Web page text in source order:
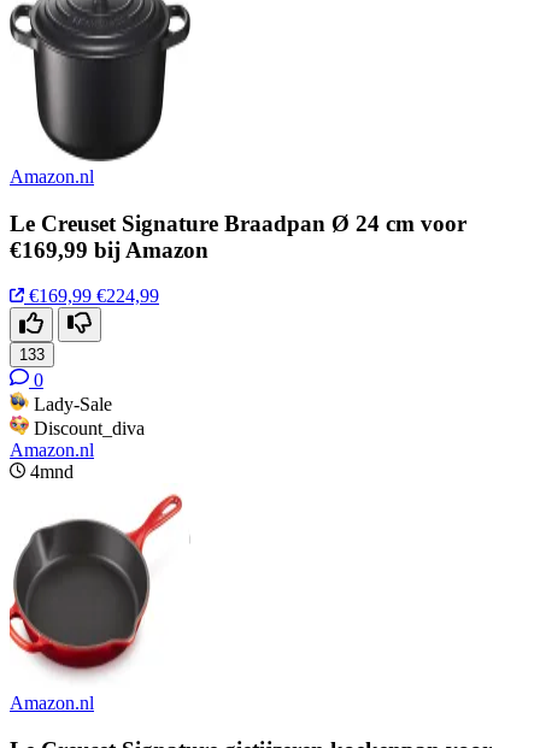
Amazon.nl
Le Creuset Signature Braadpan Ø 24 cm voor
€169,99 bij Amazon
€169,99 €224,99
133
0
Lady-Sale
Discount_diva
Amazon.nl
4mnd
Amazon.nl